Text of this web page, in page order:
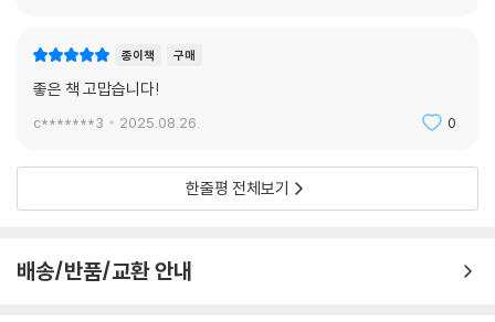
종이책 구매
좋은 책 고맙습니다!
c*******3 2025.08.26. 0
한줄평 전체보기
배송/반품/교환 안내